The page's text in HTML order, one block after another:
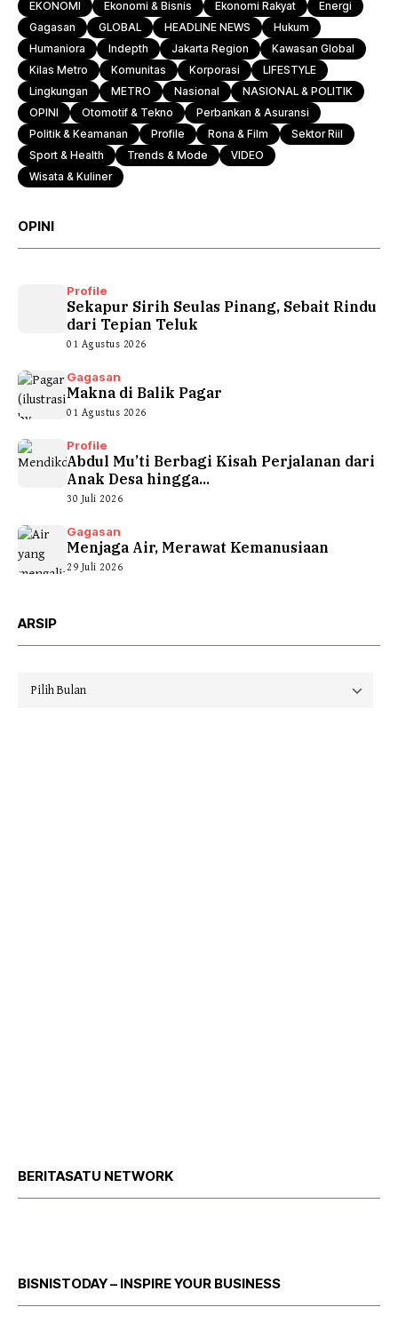
EKONOMI Ekonomi & Bisnis Ekonomi Rakyat
Energi
Gagasan
GLOBAL HEADLINE NEWS
Hukum
Humaniora
Indepth Jakarta Region
Kawasan Global
Kilas Metro
Komunitas Korporasi
LIFESTYLE
Lingkungan
METRO Nasional
NASIONAL & POLITIK
OPINI
Otomotif & Tekno
Perbankan & Asuransi
Politik & Keamanan
Profile Rona & Film
Sektor Riil
Sport & Health
Trends & Mode
VIDEO
Wisata & Kuliner
OPINI
Profile
Sekapur Sirih Seulas Pinang, Sebait Rindu
dari Tepian Teluk
01 Agustus 2026
Gagasan
Makna di Balik Pagar
01 Agustus 2026
Profile
Abdul Mu’ti Berbagi Kisah Perjalanan dari
Anak Desa hingga...
30 Juli 2026
Gagasan
Menjaga Air, Merawat Kemanusiaan
29 Juli 2026
ARSIP
Arsip
BERITASATU NETWORK
BISNISTODAY – INSPIRE YOUR BUSINESS